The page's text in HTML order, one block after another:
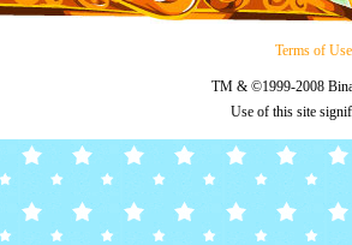
Terms of Use
TM & ©1999-2008
Use of this site